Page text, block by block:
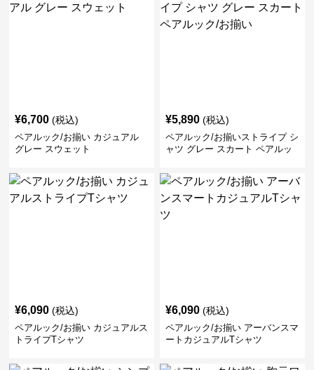
¥6,700 (税込)
ペアルック/お揃い カジュアル
グレー スウェット
¥5,890 (税込)
ペアルック/お揃いストライプ シ
ャツ グレー スカート ペアルッ
¥6,090 (税込)
ペアルック/お揃い カジュアルス
トライプTシャツ
¥6,090 (税込)
ペアルック/お揃い アーバンスマ
ートカジュアルTシャツ